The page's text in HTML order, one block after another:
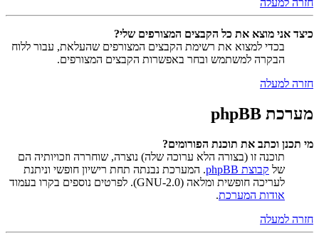
חזרה למעלה
כיצד אני מוצא את כל הקבצים המצורפים שלי?
בכדי למצוא את רשימת הקבצים המצורפים שהעלאת, עבור ללוח
הבקרה למשתמש ובחר באפשרות הקבצים המצורפים.
חזרה למעלה
מערכת phpBB
מי תכנן וכתב את תוכנת הפורומים?
תוכנה זו (בצורה הלא ערוכה שלה) נוצרה, שוחררה וזכויותיה הם
של קבוצת phpBB
. המערכת נבנתה תחת רישיון חופשי וניתנת
לעריכה חופשית ומלאה (GNU-2.0). לפרטים נוספים בקרו בעמוד
אודות המערכת.
חזרה למעלה